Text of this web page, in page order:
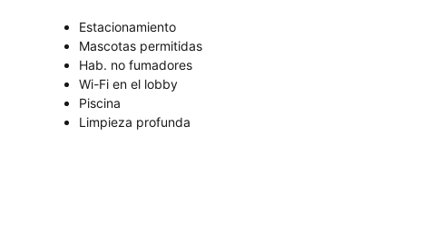
Estacionamiento
Mascotas permitidas
Hab. no fumadores
Wi-Fi en el lobby
Piscina
Limpieza profunda